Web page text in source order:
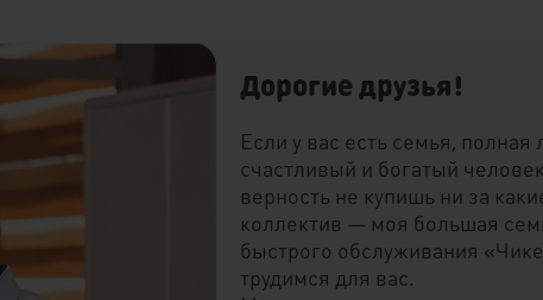
Дорогие друзья!
Если у вас есть семья,
счастливый и богатый
верность не купишь ни за
коллектив — моя большая
быстрого обслуживания
трудимся для вас.